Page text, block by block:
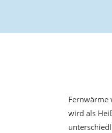
Fernwärme
wird als